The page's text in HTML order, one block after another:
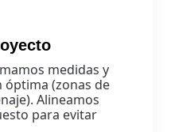
medidas y
(zonas de
Alineamos
para evitar